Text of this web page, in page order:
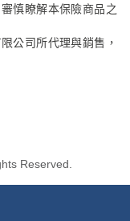
慎瞭解本保險商品之
公司所代理與銷售，
已符合保險精算原則
消費者衡平對等原
作業準則第六條第七
安定基金保障；但不
Reserved.